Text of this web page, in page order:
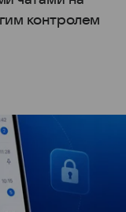
контролем